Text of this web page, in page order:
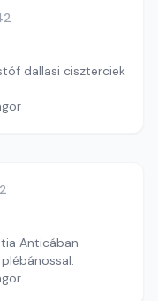
dallasi ciszterciek
Anticában